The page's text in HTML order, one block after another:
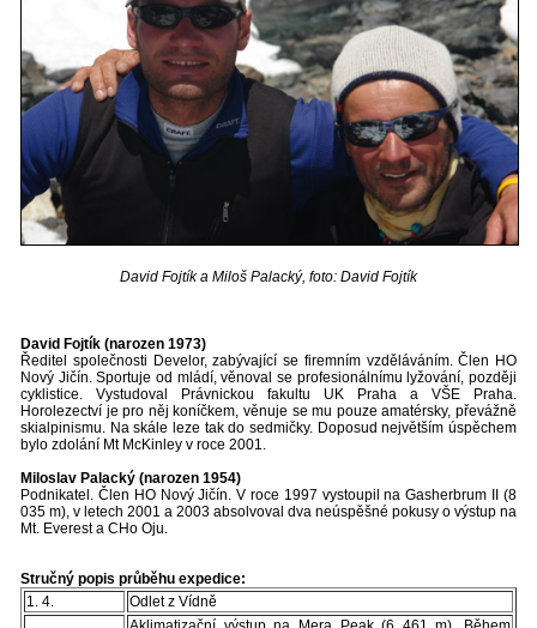
David Fojtík a Miloš Palacký, foto: David Fojtík
David Fojtík (narozen 1973)
Ředitel společnosti Develor, zabývající se firemním vzděláváním. Člen HO
Nový Jičín. Sportuje od mládí, věnoval se profesionálnímu lyžování, později
cyklistice. Vystudoval Právnickou fakultu UK Praha a VŠE Praha.
Horolezectví je pro něj koníčkem, věnuje se mu pouze amatérsky, převážně
skialpinismu. Na skále leze tak do sedmičky. Doposud největším úspěchem
bylo zdolání Mt McKinley v roce 2001.
Miloslav Palacký (narozen 1954)
Podnikatel. Člen HO Nový Jičín. V roce 1997 vystoupil na Gasherbrum II (8
035 m), v letech 2001 a 2003 absolvoval dva neúspěšné pokusy o výstup na
Mt. Everest a CHo Oju.
Stručný popis průběhu expedice:
1. 4.
Odlet z Vídně